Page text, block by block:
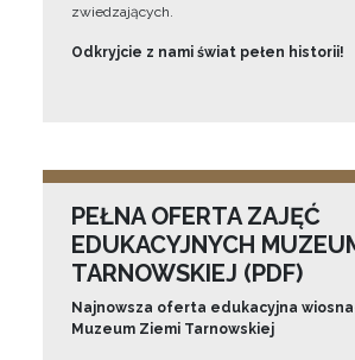
zwiedzających.
Odkryjcie z nami świat pełen historii!
PEŁNA OFERTA ZAJĘĆ
EDUKACYJNYCH
TARNOWSKIEJ (PDF)
Najnowsza oferta edukacyjna
Muzeum Ziemi Tarnowskiej